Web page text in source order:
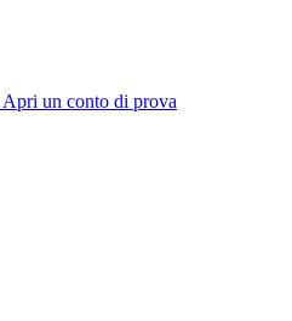
Apri un conto di prova